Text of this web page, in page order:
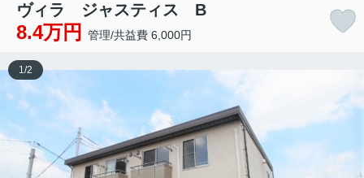
ヴィラ ジャスティス B
8.4万円 管理/共益費 6,000円
1/2